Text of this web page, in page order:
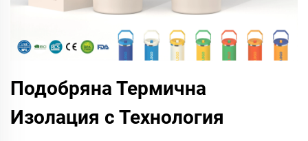
Подобряна Термична
Изолация с Технология